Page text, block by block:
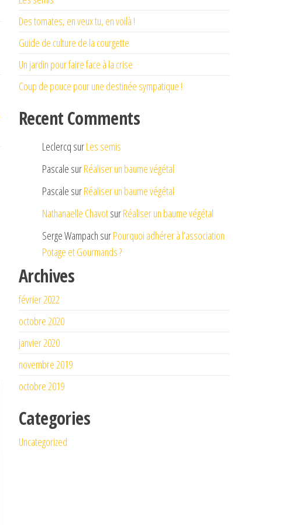
Des tomates, en veux tu, en voilà !
Guide de culture de la courgette
Un jardin pour faire face à la crise
Coup de pouce pour une destinée sympatique !
Recent Comments
Leclercq surLes semis
Pascale surRéaliser un baume végétal
Pascale surRéaliser un baume végétal
Nathanaelle ChavotsurRéaliser un baume végétal
Serge Wampach surPourquoi adhérer à l’association
Potage et Gourmands ?
Archives
février 2022
octobre 2020
janvier 2020
novembre 2019
octobre 2019
Categories
Uncategorized